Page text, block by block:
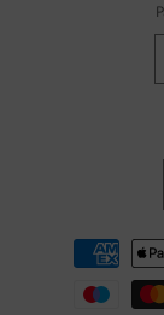
Métodos
pagamento